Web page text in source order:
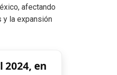
afectando
y la expansión
2024, en